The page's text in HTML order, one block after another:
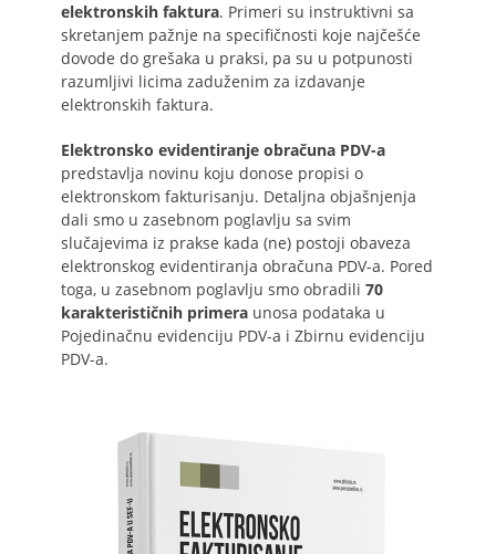
elektronskih faktura. Primeri su instruktivni sa
skretanjem pažnje na specifičnosti koje najčešće
dovode do grešaka u praksi, pa su u potpunosti
razumljivi licima zaduženim za izdavanje
elektronskih faktura.
Elektronsko evidentiranje obračuna PDV-a
predstavlja novinu koju donose propisi o
elektronskom fakturisanju. Detaljna objašnjenja
dali smo u zasebnom poglavlju sa svim
slučajevima iz prakse kada (ne) postoji obaveza
elektronskog evidentiranja obračuna PDV-a. Pored
toga, u zasebnom poglavlju smo obradili 70
karakterističnih primera unosa podataka u
Pojedinačnu evidenciju PDV-a i Zbirnu evidenciju
PDV-a.